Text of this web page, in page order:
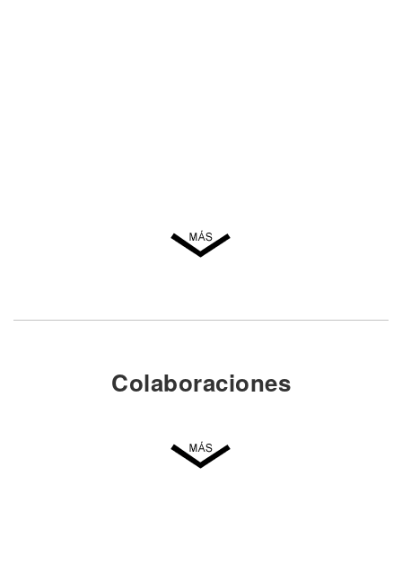
Colaboraciones